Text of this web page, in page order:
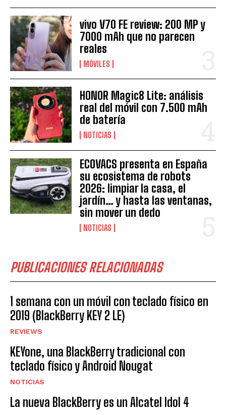
vivo V70 FE review: 200 MP y
7000 mAh que no parecen
reales
MÓVILES
HONOR Magic8 Lite: análisis
real del móvil con 7.500 mAh
de batería
NOTICIAS
ECOVACS presenta en España
su ecosistema de robots
2026: limpiar la casa, el
jardín… y hasta las ventanas,
sin mover un dedo
NOTICIAS
PUBLICACIONES RELACIONADAS
1 semana con un móvil con teclado físico en
2019 (BlackBerry KEY 2 LE)
REVIEWS
KEYone, una BlackBerry tradicional con
teclado físico y Android Nougat
NOTICIAS
La nueva BlackBerry es un Alcatel Idol 4